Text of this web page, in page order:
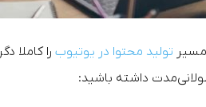
مسیر تولید محتوا در یوتیوب را کاملا
داشته باشید: